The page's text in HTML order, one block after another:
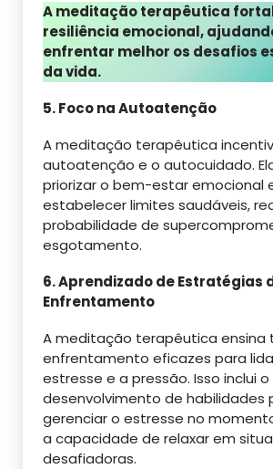
A meditação terapêutica
resiliência emocional,
enfrentar melhor os desafios
da vida.
5. Foco na Autoatenção
A meditação terapêutica
autoatenção e o autocuidado.
priorizar o bem-estar emocional
estabelecer limites saudáveis,
probabilidade de
esgotamento.
6. Aprendizado de Estratégias
Enfrentamento
A meditação terapêutica ensina
enfrentamento eficazes para
estresse e a pressão. Isso inclui o
desenvolvimento de habilidades
gerenciar o estresse no
a capacidade de relaxar em
desafiadoras.